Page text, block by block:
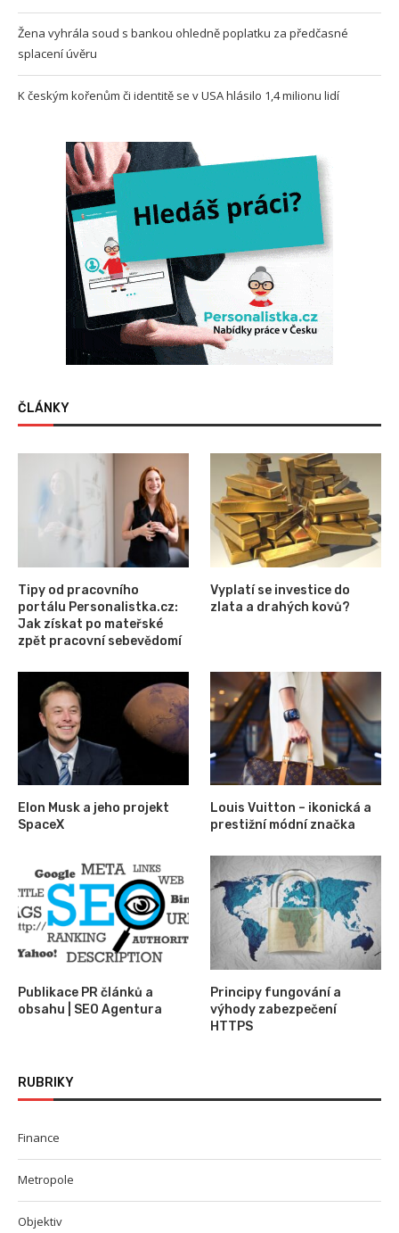
Žena vyhrála soud s bankou ohledně poplatku za předčasné
splacení úvěru
K českým kořenům či identitě se v USA hlásilo 1,4 milionu lidí
ČLÁNKY
Tipy od pracovního
portálu Personalistka.cz:
Jak získat po mateřské
zpět pracovní sebevědomí
Vyplatí se investice do
zlata a drahých kovů?
Elon Musk a jeho projekt
SpaceX
Louis Vuitton – ikonická a
prestižní módní značka
Publikace PR článků a
obsahu | SEO Agentura
Principy fungování a
výhody zabezpečení
HTTPS
RUBRIKY
Finance
Metropole
Objektiv